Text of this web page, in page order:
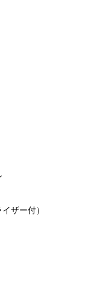
ザー付）